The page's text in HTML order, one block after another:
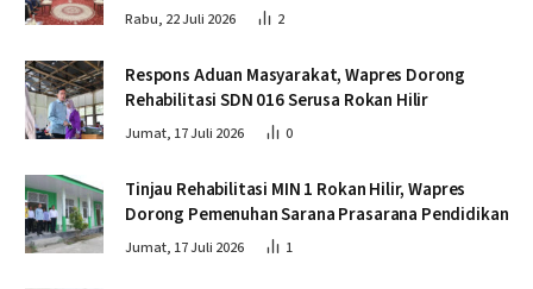
Rabu, 22 Juli 2026 2
Respons Aduan Masyarakat, Wapres Dorong
Rehabilitasi SDN 016 Serusa Rokan Hilir
Jumat, 17 Juli 2026 0
Tinjau Rehabilitasi MIN 1 Rokan Hilir, Wapres
Dorong Pemenuhan Sarana Prasarana Pendidikan
Jumat, 17 Juli 2026 1